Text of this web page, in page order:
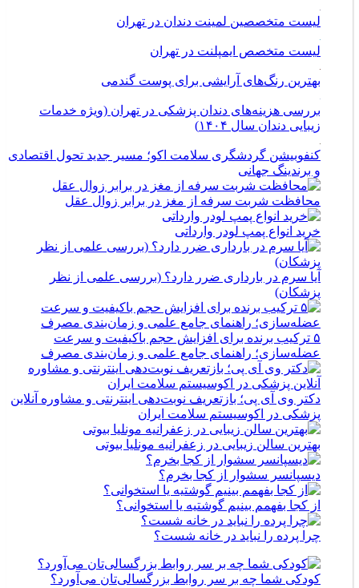
لیست متخصصین لمینت دندان در تهران
لیست متخصص ایمپلنت در تهران
بهترین رنگ‌های آرایشی برای پوست گندمی
بررسی هزینه‌های دندان پزشکی در تهران (ویژه خدمات
زیبایی دندان سال ۱۴۰۴)
کنفوبیشن گردشگری سلامت اکو؛ مسیر جدید تحول اقتصادی
و برندینگ جهانی
محافظت شربت سرفه از مغز در برابر زوال عقل
خرید انواع پمپ لودر وارداتی
آیا سرم در بارداری ضرر دارد؟ (بررسی علمی از نظر
پزشکان)
۵ ترکیب برنده برای افزایش حجم باکیفیت و سرعت
عضله‌سازی؛ راهنمای جامع علمی و زمان‌بندی مصرف
دکتر وی آی پی؛ بازتعریف نوبت‌دهی اینترنتی و مشاوره آنلاین
پزشکی در اکوسیستم سلامت ایران
بهترین سالن زیبایی در زعفرانیه مونلیا بیوتی
دیسپانسر سشوار از کجا بخرم؟
از کجا بفهمم بینیم گوشتیه یا استخوانی؟
چرا پرده را نباید در خانه شست؟
کودکی شما چه بر سر روابط بزرگسالی‌تان می‌آورد؟